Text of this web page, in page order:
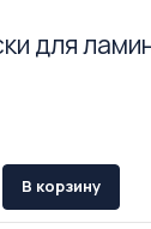
для
В корзину